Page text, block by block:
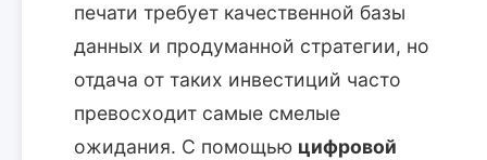
печати требует качественной базы
данных и продуманной стратегии, но
отдача от таких инвестиций часто
превосходит самые смелые
ожидания. С помощью цифровой